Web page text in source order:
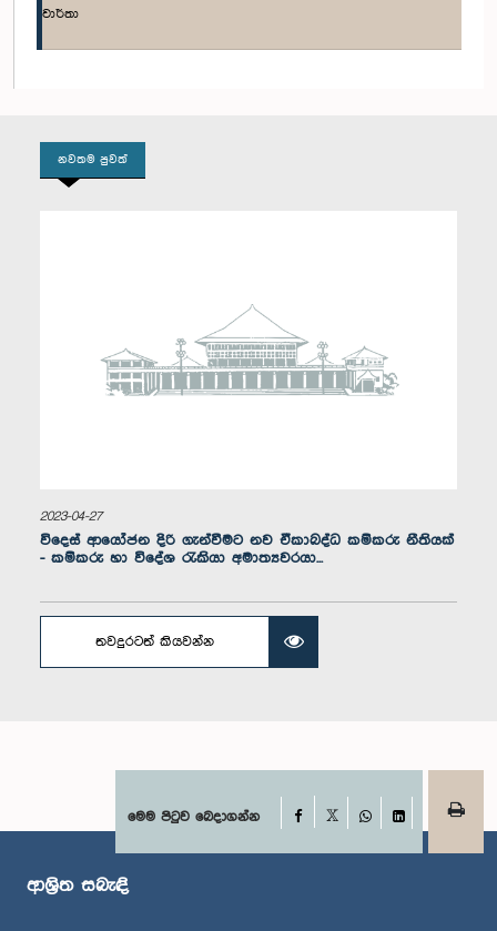
සාමාජික
සාමාජික
වාර්තා
නවතම පුවත්
2023-04-27
විදෙස් ආයෝජන දිරි ගැන්වීමට නව ඒකාබද්ධ කම්කරු නීතියක්
- කම්කරු හා විදේශ රැකියා අමාත්‍යවරයා...
තවදුරටත් කියවන්න
මෙම පිටුව බෙදාගන්න Facebook
WhatsApp
LinkedIn
ආශ්‍රිත සබැඳි